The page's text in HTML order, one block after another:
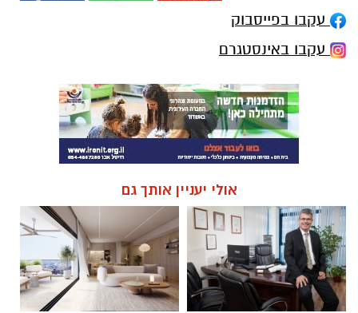
עקבו בפייסבוק
עקבו באינסטגרם
אולי יעניין אותך גם